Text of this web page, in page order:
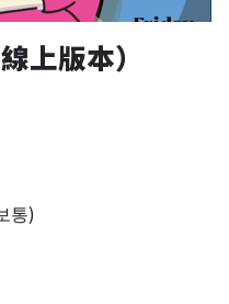
上版本）
통)